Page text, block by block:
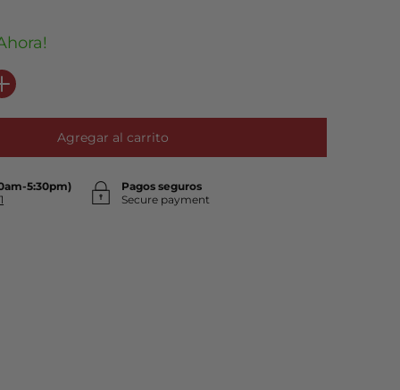
Agregar al carrito
5:30pm)
Pagos seguros
Secure payment